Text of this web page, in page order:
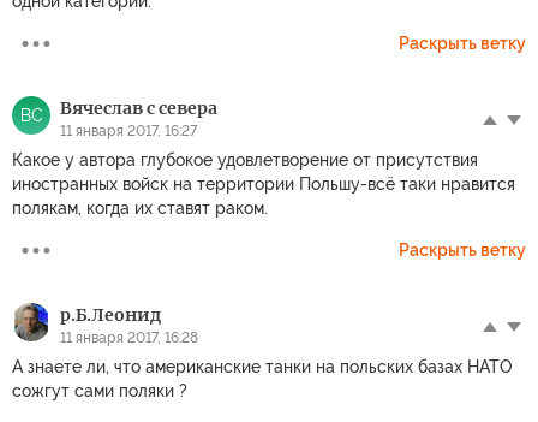
Раскрыть ветку
ВС Вячеслав с севера
11 января 2017, 16:27
Какое у автора глубокое удовлетворение от присутствия
иностранных войск на территории Польшу-всё таки нравится
полякам, когда их ставят раком.
Раскрыть ветку
р.Б.Леонид
11 января 2017, 16:28
А знаете ли, что американские танки на польских базах НАТО
сожгут сами поляки ?